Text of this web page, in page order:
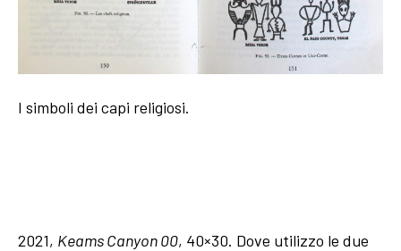
I simboli dei capi religiosi.
2021, Keams Canyon 00, 40×30. Dove utilizzo le due